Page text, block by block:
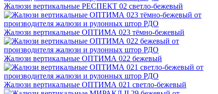
Жалюзи вертикальные РЕСПЕКТ 02 светло-бежевый
Жалюзи вертикальные ОПТИМА 023 тёмно-бежевый
Жалюзи вертикальные ОПТИМА 022 бежевый
Жалюзи вертикальные ОПТИМА 021 светло-бежевый